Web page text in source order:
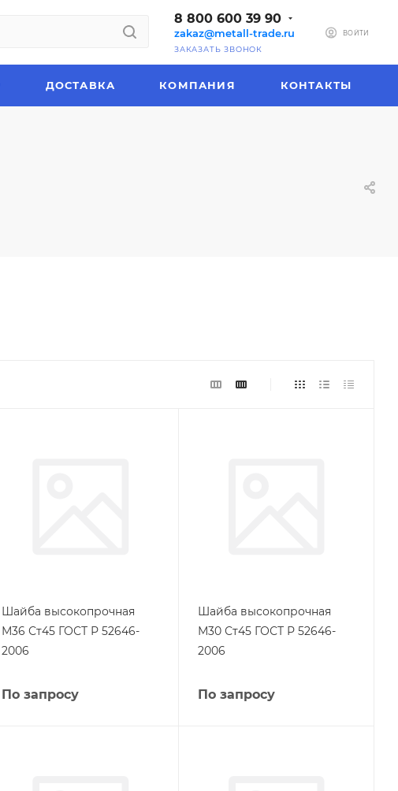
8 800 600 39 90
zakaz@metall-trade.ru
ЗАКАЗАТЬ ЗВОНОК
ВОЙТИ
ДОСТАВКА КОМПАНИЯ КОНТАКТЫ
Шайба высокопрочная
М36 Ст45 ГОСТ Р 52646-
2006
По запросу
Шайба высокопрочная
М30 Ст45 ГОСТ Р 52646-
2006
По запросу